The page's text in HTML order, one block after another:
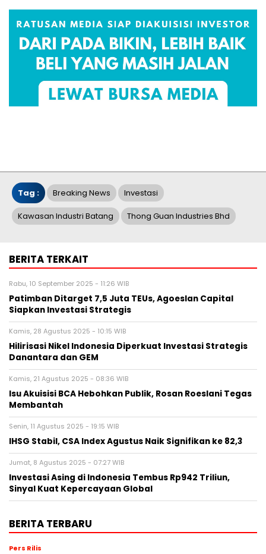
Tag : Breaking News Investasi
Kawasan Industri Batang Thong Guan Industries Bhd
BERITA TERKAIT
Rabu, 10 September 2025 - 11:26 WIB
Patimban Ditarget 7,5 Juta TEUs, Agoeslan Capital
Siapkan Investasi Strategis
Kamis, 28 Agustus 2025 - 10:15 WIB
Hilirisasi Nikel Indonesia Diperkuat Investasi Strategis
Danantara dan GEM
Kamis, 21 Agustus 2025 - 08:36 WIB
Isu Akuisisi BCA Hebohkan Publik, Rosan Roeslani Tegas
Membantah
Senin, 11 Agustus 2025 - 19:15 WIB
IHSG Stabil, CSA Index Agustus Naik Signifikan ke 82,3
Jumat, 8 Agustus 2025 - 07:27 WIB
Investasi Asing di Indonesia Tembus Rp942 Triliun,
Sinyal Kuat Kepercayaan Global
BERITA TERBARU
Pers Rilis